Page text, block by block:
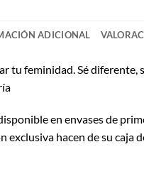
ADICIONAL
feminidad. Sé diferente,
en envases de
hacen de su caja